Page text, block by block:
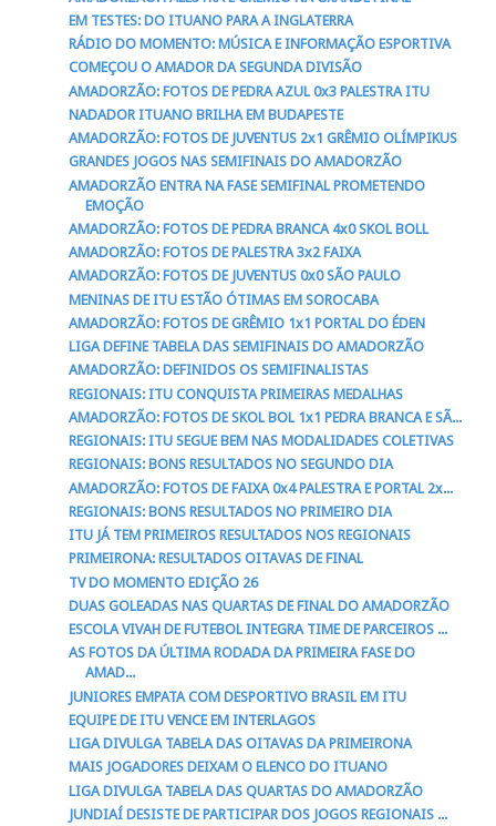
EM TESTES: DO ITUANO PARA A INGLATERRA
RÁDIO DO MOMENTO: MÚSICA E INFORMAÇÃO ESPORTIVA
COMEÇOU O AMADOR DA SEGUNDA DIVISÃO
AMADORZÃO: FOTOS DE PEDRA AZUL 0x3 PALESTRA ITU
NADADOR ITUANO BRILHA EM BUDAPESTE
AMADORZÃO: FOTOS DE JUVENTUS 2x1 GRÊMIO OLÍMPIKUS
GRANDES JOGOS NAS SEMIFINAIS DO AMADORZÃO
AMADORZÃO ENTRA NA FASE SEMIFINAL PROMETENDO
EMOÇÃO
AMADORZÃO: FOTOS DE PEDRA BRANCA 4x0 SKOL BOLL
AMADORZÃO: FOTOS DE PALESTRA 3x2 FAIXA
AMADORZÃO: FOTOS DE JUVENTUS 0x0 SÃO PAULO
MENINAS DE ITU ESTÃO ÓTIMAS EM SOROCABA
AMADORZÃO: FOTOS DE GRÊMIO 1x1 PORTAL DO ÉDEN
LIGA DEFINE TABELA DAS SEMIFINAIS DO AMADORZÃO
AMADORZÃO: DEFINIDOS OS SEMIFINALISTAS
REGIONAIS: ITU CONQUISTA PRIMEIRAS MEDALHAS
AMADORZÃO: FOTOS DE SKOL BOL 1x1 PEDRA BRANCA E SÃ...
REGIONAIS: ITU SEGUE BEM NAS MODALIDADES COLETIVAS
REGIONAIS: BONS RESULTADOS NO SEGUNDO DIA
AMADORZÃO: FOTOS DE FAIXA 0x4 PALESTRA E PORTAL 2x...
REGIONAIS: BONS RESULTADOS NO PRIMEIRO DIA
ITU JÁ TEM PRIMEIROS RESULTADOS NOS REGIONAIS
PRIMEIRONA: RESULTADOS OITAVAS DE FINAL
TV DO MOMENTO EDIÇÃO 26
DUAS GOLEADAS NAS QUARTAS DE FINAL DO AMADORZÃO
ESCOLA VIVAH DE FUTEBOL INTEGRA TIME DE PARCEIROS ...
AS FOTOS DA ÚLTIMA RODADA DA PRIMEIRA FASE DO
AMAD...
JUNIORES EMPATA COM DESPORTIVO BRASIL EM ITU
EQUIPE DE ITU VENCE EM INTERLAGOS
LIGA DIVULGA TABELA DAS OITAVAS DA PRIMEIRONA
MAIS JOGADORES DEIXAM O ELENCO DO ITUANO
LIGA DIVULGA TABELA DAS QUARTAS DO AMADORZÃO
JUNDIAÍ DESISTE DE PARTICIPAR DOS JOGOS REGIONAIS ...